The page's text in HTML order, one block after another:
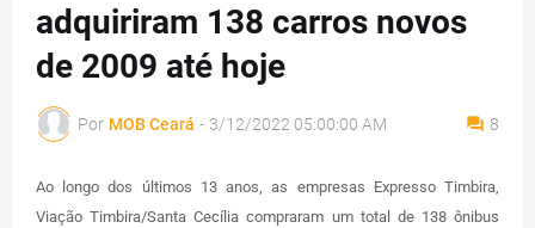
adquiriram 138 carros novos
de 2009 até hoje
Por MOB Ceará - 3/12/2022 05:00:00 AM 8
Ao longo dos últimos 13 anos, as empresas Expresso Timbira,
Viação Timbira/Santa Cecília compraram um total de 138 ônibus